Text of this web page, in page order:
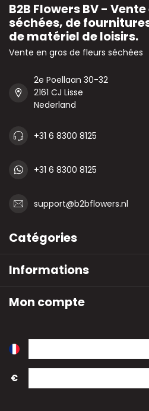
B2B Flowers BV -
séchées, de
de matériel de loisirs.
Vente en gros de fleurs séchées
2e Poellaan 30-32
2161 CJ Lisse
Nederland
+31 6 8300 8125
+31 6 8300 8125
support@b2bflowers.nl
Catégories
Informations
Mon compte
€